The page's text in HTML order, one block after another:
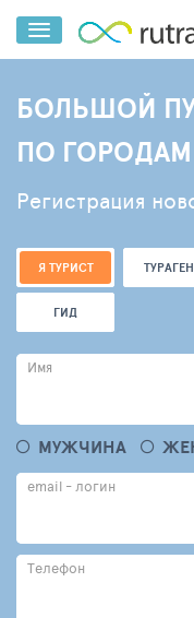
БОЛЬШОЙ
ПО
Регистрация
Я ТУРИСТ
ГИД
Имя
МУЖЧИНА
email - логин
Телефон